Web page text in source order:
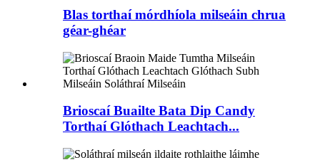
Blas torthaí mórdhíola milseáin chrua
géar-ghéar
Brioscaí Buailte Bata Dip Candy
Torthaí Glóthach Leachtach...